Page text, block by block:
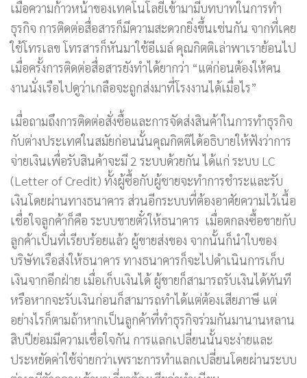
เมื่อความก้าวหน้าของเทคโนโลยีเข้ามามีบทบาทในการทำ
ธุรกิจ การติดต่อสื่อสารก็มีความสะดวกยิ่งขึ้นเช่นกัน จากที่เคย
ใช้โทรเลข โทรสารก็หันมาใช้อีเมล์ คุณกิตติเล่าพาเราย้อนไป
เมื่อครั้งการติดต่อสื่อสารยังทำได้ยากว่า “แต่ก่อนต้องให้คน
งานนั่งเรือไปดูว่าเกลือจะถูกส่งมาที่โรงงานได้เมื่อไร”
เมื่อถามถึงการติดต่อสั่งซื้อและการจัดส่งสินค้าในการทำธุรกิจ
กับต่างประเทศในสมัยก่อนนั้นคุณกิตติได้อธิบายให้ฟังว่าการ
จ่ายเงินเพื่อรับสินค้าจะมี 2 ระบบด้วยกัน ได้แก่ ระบบ LC
(Letter of Credit) ทั้งผู้ซื้อกับผู้ชายจะทำการชำระและรับ
เงินโดยผ่านทางธนาคาร ส่วนอีกระบบที่ต้องอาศัยความไว้เนื้อ
เชื่อใจลูกค้าก็คือ ระบบขายตั๋วให้ธนาคาร เมื่อตกลงซื้อขายกับ
ลูกค้าเป็นที่เรียบร้อยแล้ว ผู้ขายส่งของ จากนั้นก็นำใบของ
บริษัทเรือส่งให้ธนาคาร ทางธนาคารก็จะไปดำเนินการเก็บ
เงินจากอีกฝ่าย เมื่อเก็บเงินได้ ผู้ขายก็สามารถรับเงินได้ทันที
หรือหากจะรับเงินก่อนก็สามารถทำได้แต่ต้องเสียภาษี แต่
อย่างไรก็ตามถ้าหากเป็นลูกค้าที่ทำธุรกิจร่วมกันมานานหลาน
สิบปีย่อมมีความเชื่อใจกัน การแลกเปลี่ยนนั้นจะง่ายและ
ประหยัดค่าใช้จ่ายกว่าเพราะการทำแลกเปลี่ยนโดยผ่านระบบ